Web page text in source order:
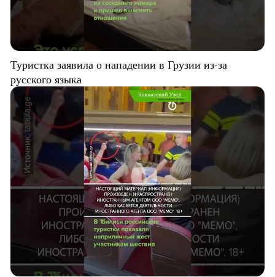
Туристка заявила о нападении в Грузии из-за
русского языка